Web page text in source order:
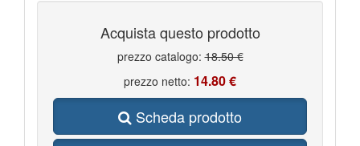
Acquista questo prodotto
prezzo catalogo:18.50 €
prezzo netto: 14.80 €
Scheda prodotto